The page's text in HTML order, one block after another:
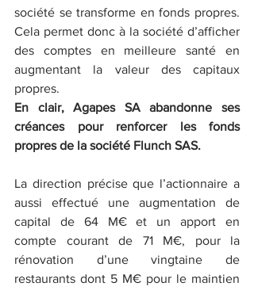
société se transforme en fonds propres.
Cela permet donc à la société d’afficher
des comptes en meilleure santé en
augmentant la valeur des capitaux
propres.
En clair, Agapes SA abandonne ses
créances pour renforcer les fonds
propres de la société Flunch SAS.
La direction précise que l’actionnaire a
aussi effectué une augmentation de
capital de 64 M€ et un apport en
compte courant de 71 M€, pour la
rénovation d’une vingtaine de
restaurants dont 5 M€ pour le maintien